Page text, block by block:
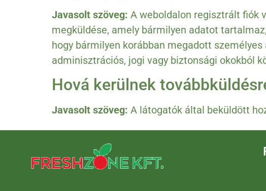
Javasolt szöveg: A weboldalon regisztrált fiók
megküldése, amely bármilyen adatot
hogy bármilyen korábban megadott
adminisztrációs, jogi vagy biztonsági okokból
Hová kerülnek
Javasolt szöveg: A látogatók által beküldött